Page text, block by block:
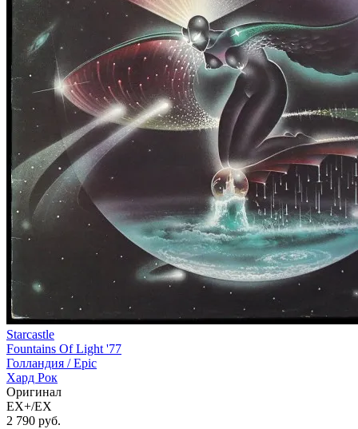
Starcastle
Fountains Of Light '77
Голландия /Epic
Хард Рок
Оригинал
EX+/EX
2 790 руб.